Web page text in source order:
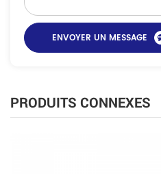
PRODUITS CONNEXES